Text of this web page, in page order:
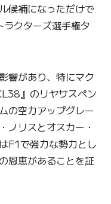
候補になっただけで
クターズ選手権タ
響があり、特にマク
』のリヤサスペン
の空力アップグレー
ノリスとオスカー・
F1で強力な勢力とし
恩恵があることを証